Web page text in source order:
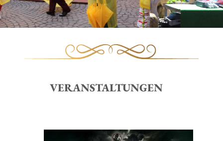
VERANSTALTUNGEN